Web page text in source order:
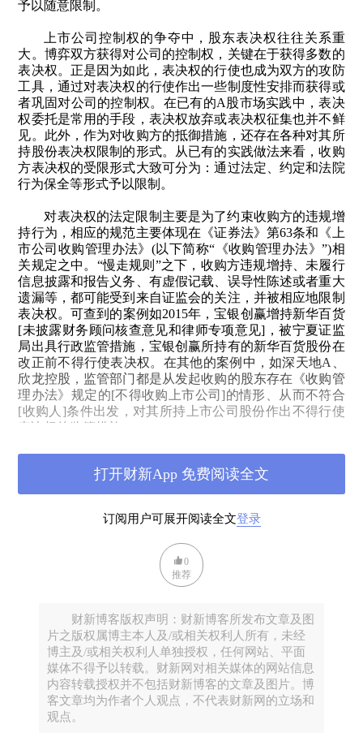
予以随意限制。
上市公司控制权的争夺中，股东表决权往往关系重
大。博弈双方获得对公司的控制权，关键在于获得多数的
表决权。正是因为如此，表决权的行使也成为双方的攻防
工具，通过对表决权的行使作出一些制度性安排而获得或
者巩固对公司的控制权。在已有的A 股市场实践中，表决
权委托是常用的手段，表决权放弃或表决权征集也并不鲜
见。此外，作为对收购方的抵御措施，还存在各种对其所
持股份表决权限制的形式。从已有的实践做法来看，收购
方表决权的受限形式大致可分为：通过法定、约定和法院
行为保全等形式予以限制。
对表决权的法定限制主要是为了约束收购方的违规增
持行为，相应的规范主要体现在《证券法》第63条和《上
市公司收购管理办法》 (以下简称“《收购管理办法》”)相
关规定之中。“慢走规则”之下，收购方违规增持、未履行
信息披露和报告义务、有虚假记载、误导性陈述或者重大
遗漏等，都可能受到来自证监会的关注，并被相应地限制
表决权。可查到的案例如2015年，宝银创赢增持新华百货
[未披露财务顾问核查意见和律师专项意见] ，被宁夏证监
局出具行政监管措施，宝银创赢所持有的新华百货股份在
改正前不得行使表决权。在其他的案例中，如深天地A
欣龙控股，监管部门都是从发起收购的股东存在《收购管
理办法》规定的[不得收购上市公司]的情形、从而不符合
[收购人 ]条件出发，对其所持上市公司股份作出不得行使
表决权的监管措施。
限制股东权
项下的一种，当由证监会及其派出机构以
施]的形式作出，但是实践中也不乏相关方以收购人存在
权予以限制的案例。从已有案例来看，法院基本对此持不
控制权之争中，原告刘剑秋诉请被
告长城汇理公司在改正违法行为之前，不得对其违法持有
股东大会的权利及其他股东权利。深圳市福田区法院对此
认为，“限制违规股东行使表决权属于中国证监会及其派
出机构针对违规收购人采取的具体行政监管措施……系违
规收购人应承担的行政法律责任而非民事法律责任……原
告是将应由行政监管机关作出的具体行政行为要求人民法
院以民事判决的形式作出，超出了人民法院审理民事案件
的范围。”
订阅用户可展开阅读全文登录
打开财新App 免费阅读全文
0
推荐
财新博客版权声明：财新博客所发布文章及图
片之版权属博主本人及/或相关权利人所有，未经
博主及/或相关权利人单独授权，任何网站、平面
媒体不得予以转载。财新网对相关媒体的网站信息
内容转载授权并不包括财新博客的文章及图片。博
客文章均为作者个人观点，不代表财新网的立场和
观点。